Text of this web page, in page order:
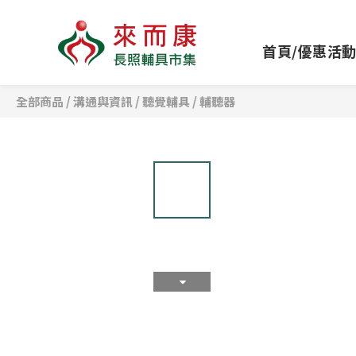
首頁/優惠活動
全部商品 /溝通與資訊/聽覺輔具/輔聽器